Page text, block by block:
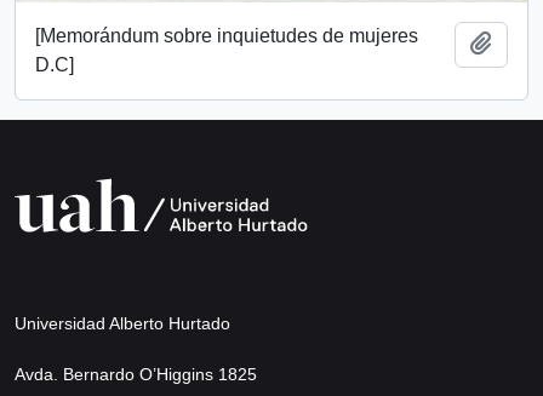
[Memorándum sobre inquietudes de mujeres
D.C]
Universidad Alberto Hurtado
Avda. Bernardo O’Higgins 1825